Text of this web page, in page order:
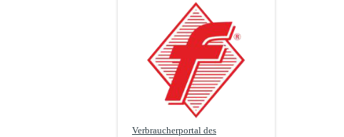
Verbraucherportal des